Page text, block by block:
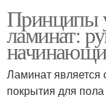
Принципы
ламинат:
Ламинат
покрытия для